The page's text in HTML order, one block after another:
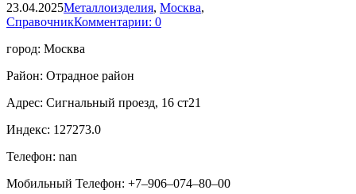
23.04.2025Металлоизделия, Москва,
СправочникКомментарии: 0
город: Москва
Район: Отрадное район
Адрес: Сигнальный проезд, 16 ст21
Индекс: 127273.0
Телефон: nan
Мобильный Телефон: +7‒906‒074‒80‒00